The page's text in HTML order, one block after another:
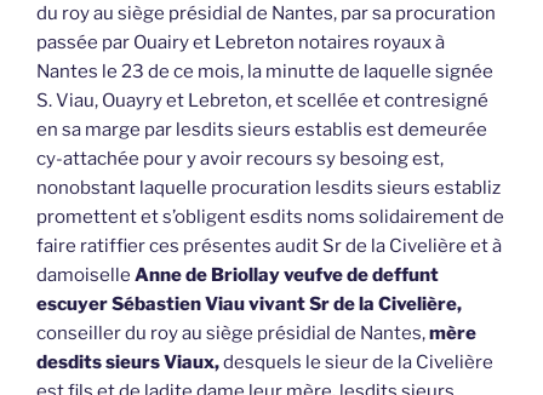
du roy au siège présidial de Nantes, par sa procuration
passée par Ouairy et Lebreton notaires royaux à
Nantes le 23 de ce mois, la minutte de laquelle signée
S. Viau, Ouayry et Lebreton, et scellée et contresigné
en sa marge par lesdits sieurs establis est demeurée
cy-attachée pour y avoir recours sy besoing est,
nonobstant laquelle procuration lesdits sieurs establiz
promettent et s’obligent esdits noms solidairement de
faire ratiffier ces présentes audit Sr de la Civelière et à
damoiselle Anne de Briollay veufve de deffunt
escuyer Sébastien Viau vivant Sr de la Civelière,
conseiller du roy au siège présidial de Nantes,mère
desdits sieurs Viaux,desquels le sieur de la Civelière